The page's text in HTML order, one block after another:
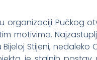
organizaciji Pučkog
motivima.
Stijeni, nedaleko